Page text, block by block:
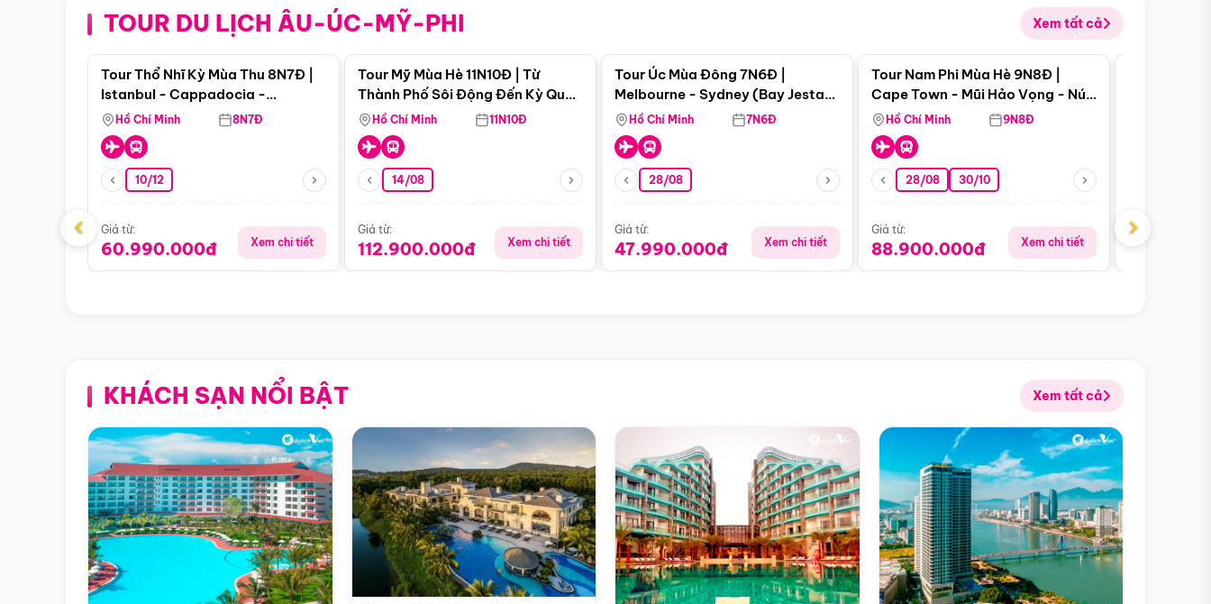
TOUR DU LỊCH ÂU-ÚC-MỸ-PHI Xem tất cả
Điểm nổi bật
Tour Thổ Nhĩ Kỳ Mùa Thu 8N7Đ |
Istanbul - Cappadocia -
Pamukkale
Hồ Chí Minh 8N7Đ
10/12
Giá từ:
60.990.000đ Xem chi tiết
Tour Mỹ Mùa Hè 11N10Đ | Từ
Thành Phố Sôi Động Đến Kỳ Quan
Thiên Nhiên Mỹ
Hồ Chí Minh 11N10Đ
14/08
Giá từ:
112.900.000đ Xem chi tiết
Tour Úc Mùa Đông 7N6Đ |
Melbourne - Sydney (Bay Jestar
Airways)
Hồ Chí Minh 7N6Đ
28/08
Giá từ:
47.990.000đ Xem chi tiết
Điểm nổi bật
Tour Nam Phi Mùa Hè 9N8Đ |
Cape Town - Mũi Hảo Vọng - Núi
Bàn - Johannesburg - Pretoria -
Safari - Lodge
Hồ Chí Minh 9N8Đ
28/08 30/10
Giá từ:
88.900.000đ Xem chi tiết
Giá từ:
‹ ›
KHÁCH SẠN NỔI BẬT Xem tất cả